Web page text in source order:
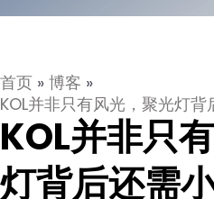
首页 » 博客 »
KOL并非只有风光，聚光灯
KOL并非只
灯背后还需